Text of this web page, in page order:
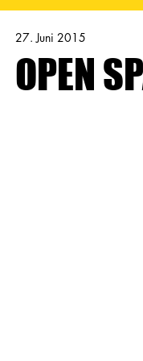
OPEN
27. Juni 2015